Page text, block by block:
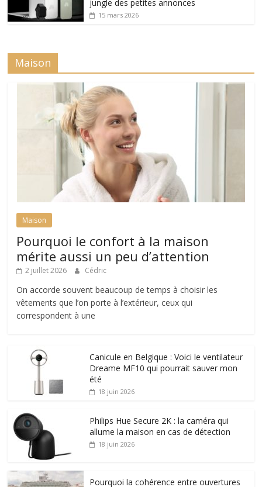
jungle des petites annonces
15 mars 2026
Maison
Maison
Pourquoi le confort à la maison
mérite aussi un peu d’attention
2 juillet 2026 Cédric
On accorde souvent beaucoup de temps à choisir les
vêtements que l’on porte à l’extérieur, ceux qui
correspondent à une
Canicule en Belgique : Voici le ventilateur
Dreame MF10 qui pourrait sauver mon
été
18 juin 2026
Philips Hue Secure 2K : la caméra qui
allume la maison en cas de détection
18 juin 2026
Pourquoi la cohérence entre ouvertures